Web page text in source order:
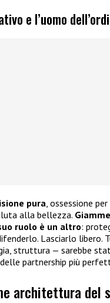
e l’uomo
pura, ossessione per
alla bellezza.
ruolo è un altro:
Lasciarlo libero.
struttura — sarebbe
partnership più
architettura del